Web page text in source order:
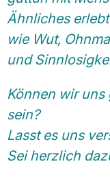
Ähnliches
wie Wut,
und
Können wir uns
sein?
Lasst es uns
Sei herzlich